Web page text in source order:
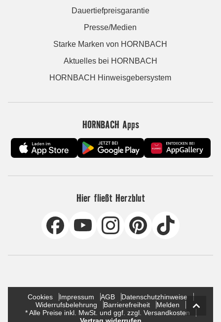
Dauertiefpreisgarantie
Presse/Medien
Starke Marken von HORNBACH
Aktuelles bei HORNBACH
HORNBACH Hinweisgebersystem
HORNBACH Apps
Hier fließt Herzblut
Cookies Impressum AGB
Datenschutzhinweise
Widerrufsbelehrung
Barrierefreiheit
Melden
* Alle Preise inkl. MwSt. und ggf. zzgl. Versandkosten